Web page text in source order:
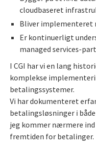
cloudbaseret
Bliver implementeret
Er kontinuerligt
managed services-
I CGI har vi en lang
komplekse
betalingssystemer.
Vi har dokumenteret
betalingsløsninger i
jeg kommer nærmere
fremtiden for betalinger.